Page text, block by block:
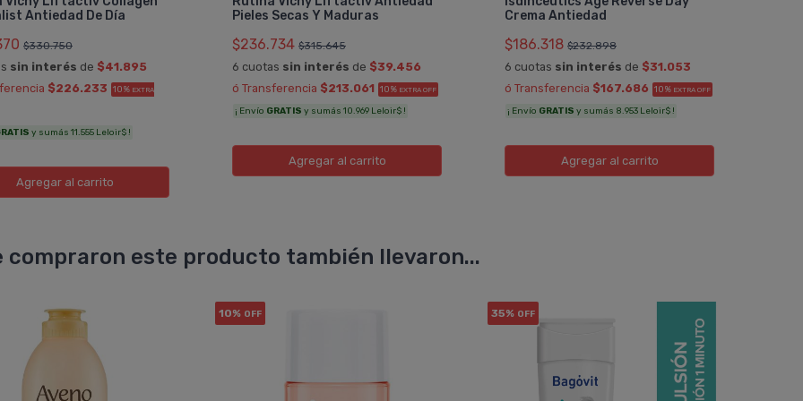
Antiedad De Día
$330.750
sin interés de $41.895
$226.233 10% EXTRA
y sumás 11.555 Leloir$ !
Agregaral carrito
Pieles Secas Y Maduras
$236.734 $315.645
6 cuotas sin interés de $39.456
ó Transferencia $213.061 10% EXTRA OFF
¡ Envío GRATIS y sumás 10.969 Leloir$ !
Agregaral carrito
Crema Antiedad
$186.318 $232.898
6 cuotas sin interés de $31.053
ó Transferencia $167.686 10% EXTRA OFF
¡ Envío GRATIS y sumás 8.953 Leloir$ !
Agregaral carrito
compraron este producto también llevaron...
10% OFF 35% OFF